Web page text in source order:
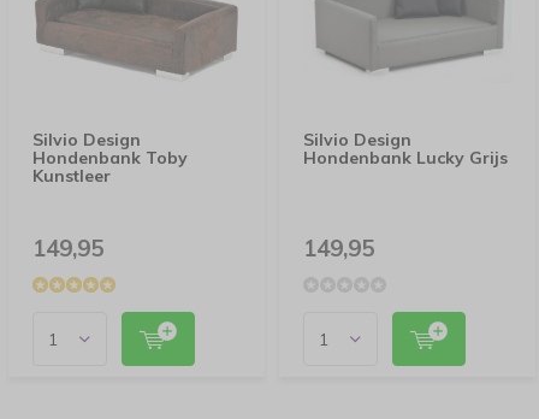
Silvio Design
Hondenbank Toby
Kunstleer
149,95
Silvio Design
Hondenbank Lucky Grijs
149,95